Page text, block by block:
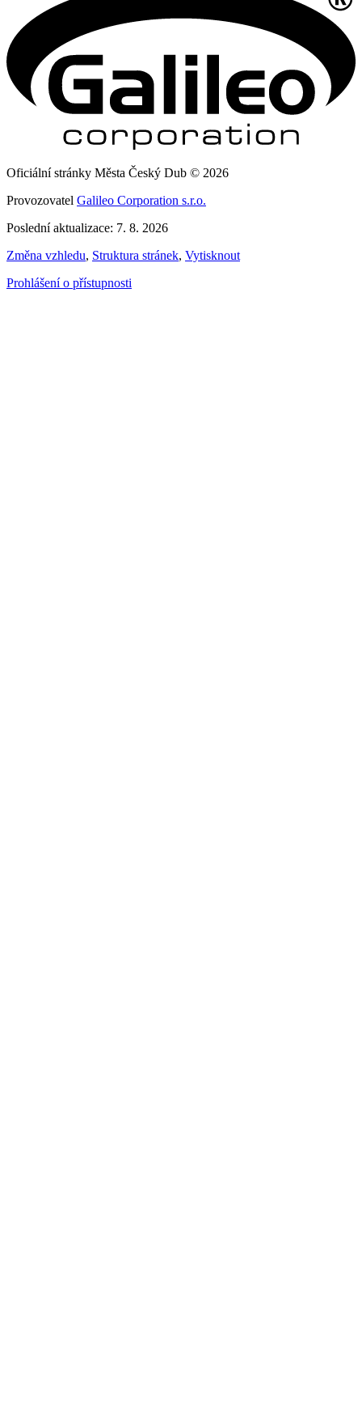
Oficiální stránky Města Český Dub © 2026
Provozovatel Galileo Corporation s.r.o.
Poslední aktualizace: 7. 8. 2026
Změna vzhledu, Struktura stránek, Vytisknout
Prohlášení o přístupnosti